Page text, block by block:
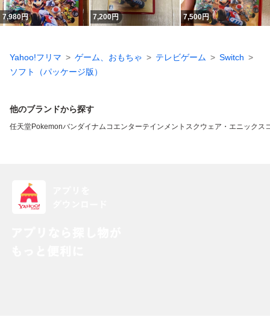
7,980円 7,200円 7,500円
Yahoo!フリマ ゲーム、おもちゃ テレビゲーム
Switch
ソフト（パッケージ版）
他のブランドから探す
任天堂Pokemonバンダイナムコエンターテインメント スクウェア・エニックス